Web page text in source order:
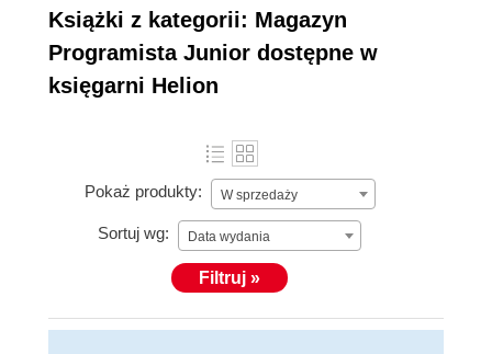
Książki z kategorii: Magazyn
Programista Junior dostępne w
księgarni Helion
Pokaż produkty: W sprzedaży
Sortuj wg: Data wydania
Filtruj »